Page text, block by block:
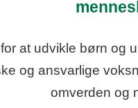
at udvikle børn og
og ansvarlige
omverden og